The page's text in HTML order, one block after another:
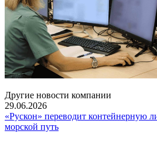
Другие новости компании
29.06.2026
«Рускон» переводит контейнерную
морской путь